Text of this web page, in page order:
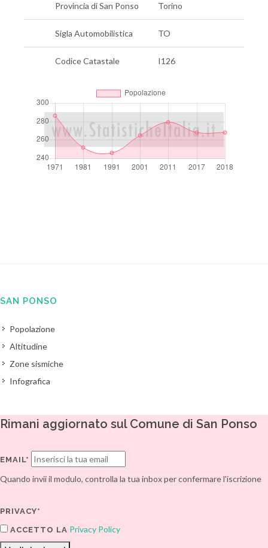
Provincia di San Ponso Torino
Sigla Automobilistica TO
Codice Catastale I126
SAN PONSO
Popolazione
Altitudine
Zone sismiche
Infografica
Rimani aggiornato sul Comune di San Ponso
EMAIL*
Quando invii il modulo, controlla la tua inbox per confermare l'iscrizione
PRIVACY*
ACCETTO LA Privacy Policy